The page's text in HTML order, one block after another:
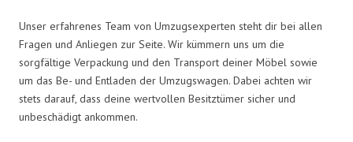
Unser erfahrenes Team von Umzugsexperten steht dir bei allen
Fragen und Anliegen zur Seite. Wir kümmern uns um die
sorgfältige Verpackung und den Transport deiner Möbel sowie
um das Be- und Entladen der Umzugswagen. Dabei achten wir
stets darauf, dass deine wertvollen Besitztümer sicher und
unbeschädigt ankommen.